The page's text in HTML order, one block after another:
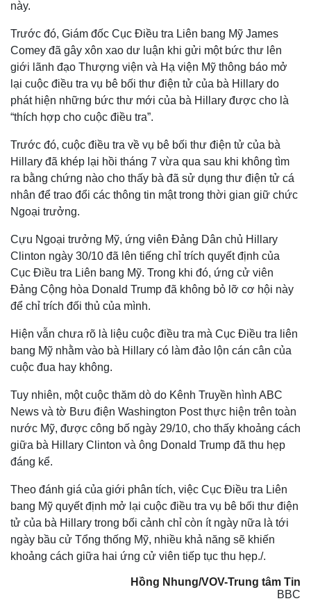
Thế giới
Cuộc sống đó đây
Hồ sơ
Ảnh
E-Magazine
Infographic
này.
Trước đó, Giám đốc Cục Điều tra Liên bang Mỹ James
Comey đã gây xôn xao dư luận khi gửi một bức thư lên
giới lãnh đạo Thượng viện và Hạ viện Mỹ thông báo mở
lại cuộc điều tra vụ bê bối thư điện tử của bà Hillary do
phát hiện những bức thư mới của bà Hillary được cho là
“thích hợp cho cuộc điều tra”.
Trước đó, cuộc điều tra về vụ bê bối thư điện tử của bà
Hillary đã khép lại hồi tháng 7 vừa qua sau khi không tìm
ra bằng chứng nào cho thấy bà đã sử dụng thư điện tử cá
nhân để trao đổi các thông tin mật trong thời gian giữ chức
Ngoại trưởng.
Cựu Ngoại trưởng Mỹ, ứng viên Đảng Dân chủ Hillary
Clinton ngày 30/10 đã lên tiếng chỉ trích quyết định của
Cục Điều tra Liên bang Mỹ. Trong khi đó, ứng cử viên
Đảng Cộng hòa Donald Trump đã không bỏ lỡ cơ hội này
để chỉ trích đối thủ của mình.
Hiện vẫn chưa rõ là liệu cuộc điều tra mà Cục Điều tra liên
bang Mỹ nhằm vào bà Hillary có làm đảo lộn cán cân của
cuộc đua hay không.
Tuy nhiên, một cuộc thăm dò do Kênh Truyền hình ABC
News và tờ Bưu điện Washington Post thực hiện trên toàn
nước Mỹ, được công bố ngày 29/10, cho thấy khoảng cách
giữa bà Hillary Clinton và ông Donald Trump đã thu hẹp
đáng kể.
Theo đánh giá của giới phân tích, việc Cục Điều tra Liên
bang Mỹ quyết định mở lại cuộc điều tra vụ bê bối thư điện
tử của bà Hillary trong bối cảnh chỉ còn ít ngày nữa là tới
ngày bầu cử Tổng thống Mỹ, nhiều khả năng sẽ khiến
khoảng cách giữa hai ứng cử viên tiếp tục thu hẹp./.
Hồng Nhung/VOV-Trung tâm Tin
BBC